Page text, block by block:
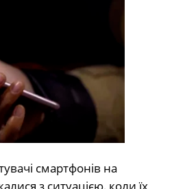
смартфонів на
з ситуацією, коли їх